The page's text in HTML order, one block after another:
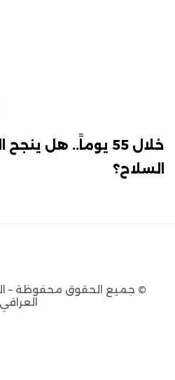
خلال 55 يوماً.. هل
السلاح؟
© جميع الحقوق محفوظة –
العراقي